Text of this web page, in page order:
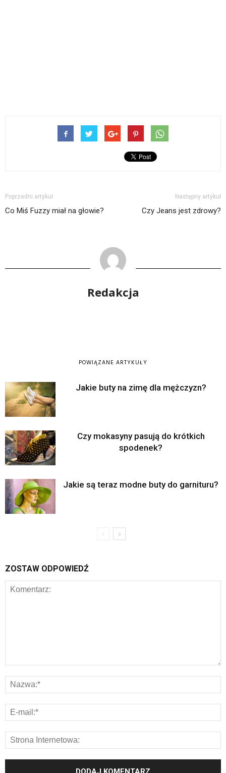
Poprzedni artykuł
Co Miś Fuzzy miał na głowie?
Następny artykuł
Czy Jeans jest zdrowy?
Redakcja
POWIĄZANE ARTYKUŁY
Jakie buty na zimę dla mężczyzn?
Czy mokasyny pasują do krótkich
spodenek?
Jakie są teraz modne buty do garnituru?
ZOSTAW ODPOWIEDŹ